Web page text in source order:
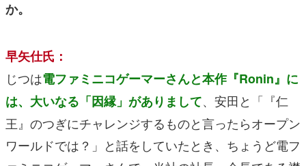
か。
早矢仕氏：
じつは電ファミニコゲーマーさんと本作『Ronin』に
は、大いなる「因縁」がありまして、安田と「『仁
王』のつぎにチャレンジするものと言ったらオープン
ワールドでは？」と話をしていたとき、ちょうど電フ